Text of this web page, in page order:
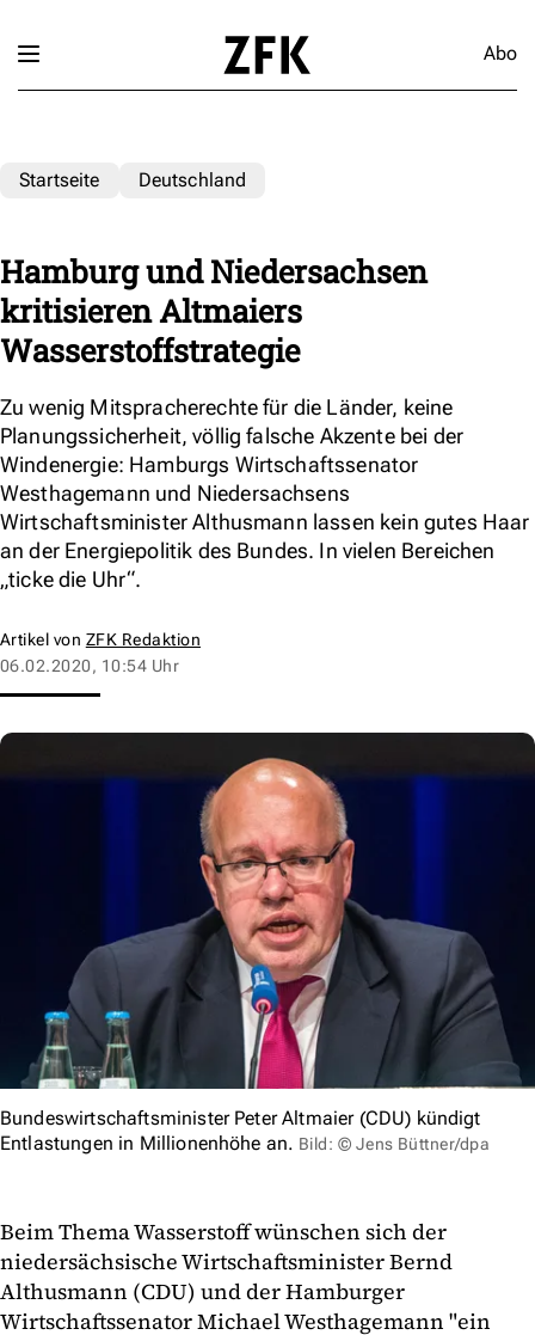
Abo
Startseite Deutschland
Hamburg und Niedersachsen
kritisieren Altmaiers
Wasserstoffstrategie
Zu wenig Mitspracherechte für die Länder, keine
Planungssicherheit, völlig falsche Akzente bei der
Windenergie: Hamburgs Wirtschaftssenator
Westhagemann und Niedersachsens
Wirtschaftsminister Althusmann lassen kein gutes Haar
an der Energiepolitik des Bundes. In vielen Bereichen
„ticke die Uhr“.
Artikel von ZFK Redaktion
06.02.2020, 10:54 Uhr
Bundeswirtschaftsminister Peter Altmaier (CDU) kündigt
Entlastungen in Millionenhöhe an. Bild: © Jens Büttner/dpa
Beim Thema Wasserstoff wünschen sich der
niedersächsische Wirtschaftsminister Bernd
Althusmann (CDU) und der Hamburger
Wirtschaftssenator Michael Westhagemann "ein